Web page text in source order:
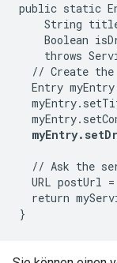
public static
String
Boolean
throws
// Create
Entry
// Ask the
URL postUrl
return